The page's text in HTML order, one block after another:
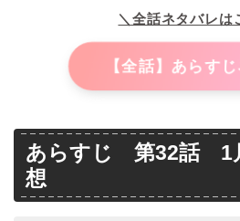
＼全話ネタバレは
【全話】あらす
あらすじ 第32話 1
想